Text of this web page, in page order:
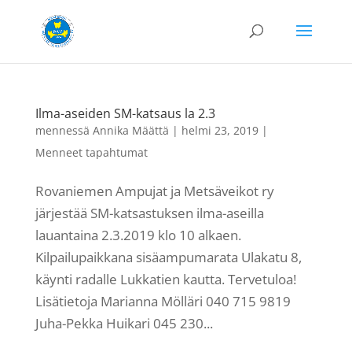
Ilma-aseiden SM-katsaus la 2.3
mennessä Annika Määttä | helmi 23, 2019|
Menneet tapahtumat
Rovaniemen Ampujat ja Metsäveikot ry
järjestää SM-katsastuksen ilma-aseilla
lauantaina 2.3.2019 klo 10 alkaen.
Kilpailupaikkana sisäampumarata Ulakatu 8,
käynti radalle Lukkatien kautta. Tervetuloa!
Lisätietoja Marianna Mölläri 040 715 9819
Juha-Pekka Huikari 045 230...